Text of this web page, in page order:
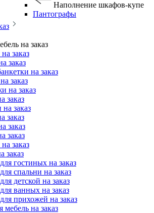
Наполнение шкафов-купе
Пантографы
на заказ
заказ
заказ
на заказ
заказ
на заказ
заказ
заказ
заказ
заказ
заказ
заказ
заказ
гостиных на заказ
спальни на заказ
детской на заказ
ванных на заказ
прихожей на заказ
мебель на заказ